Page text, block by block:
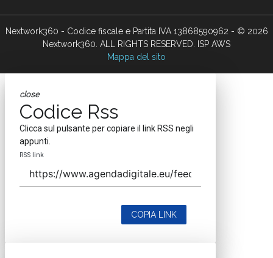
Nextwork360 - Codice fiscale e Partita IVA 13868590962 - © 2026
Nextwork360. ALL RIGHTS RESERVED. ISP AWS
Mappa del sito
close
Codice Rss
Clicca sul pulsante per copiare il link RSS negli
appunti.
RSS link
COPIA LINK